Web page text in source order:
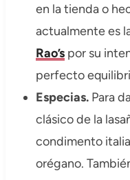
en la tienda o
actualmente es
Rao’spor su
perfecto
Especias.Para
clásico de la
condimento
orégano.